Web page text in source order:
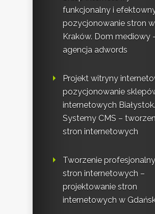
funkcjonalny i
pozycjonowanie stron
Kraków. Dom mediowy
agencja adwords
Projekt witryny
pozycjonowanie
internetowych Białystok.
Systemy CMS –
stron internetowych
Tworzenie
stron internetowych –
projektowanie stron
internetowych w